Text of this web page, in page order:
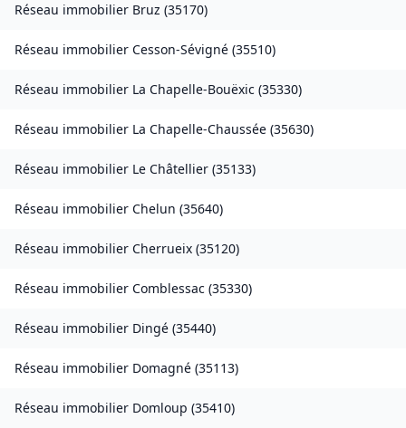
Réseau immobilier Bruz (35170)
Réseau immobilier Cesson-Sévigné (35510)
Réseau immobilier La Chapelle-Bouëxic (35330)
Réseau immobilier La Chapelle-Chaussée (35630)
Réseau immobilier Le Châtellier (35133)
Réseau immobilier Chelun (35640)
Réseau immobilier Cherrueix (35120)
Réseau immobilier Comblessac (35330)
Réseau immobilier Dingé (35440)
Réseau immobilier Domagné (35113)
Réseau immobilier Domloup (35410)